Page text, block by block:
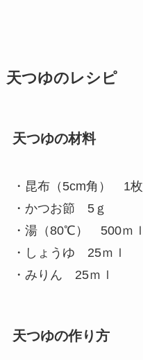
天つゆのレシピ
天つゆの材料
・昆布（5cm角） 1枚
・かつお節 5ｇ
・湯（80℃） 500ｍｌ
・しょうゆ 25ｍｌ
・みりん 25ｍｌ
天つゆの作り方